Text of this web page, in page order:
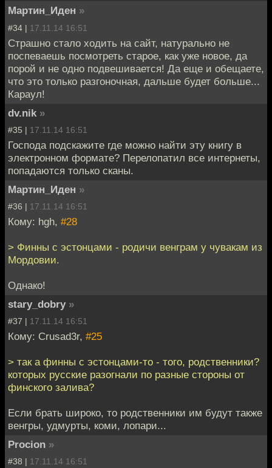
Мартин_Иден »
#34 | 17.11.14 16:51
Страшно стало ходить на сайт, натурально не
поспеваешь посмотреть старое, как уже новое, да
порой и не одно подвешивается! Да еще и обещаете,
что это только разгоночная, дальше будет больше...
Караул!
dv.nik »
#35 | 17.11.14 16:51
Господа подскажите где можно найти эту книгу в
электронном формате? Перелопатил все интернеты,
попадаются только сканы.
Мартин_Иден »
#36 | 17.11.14 16:51
Кому: hgh, #28
> Финны с эстонцами - родичи венграм у чувакам из
Мордовии.
Однако!
stary_dobry »
#37 | 17.11.14 16:51
Кому: Crusad3r, #25
> так а финны с эстонцами-то - того, родственники?
которых русские разогнали по разные стороны от
финского залива?
Если брать широко, то родственники им будут также
венгры, удмурты, коми, лопари...
Procion »
#38 | 17.11.14 16:51